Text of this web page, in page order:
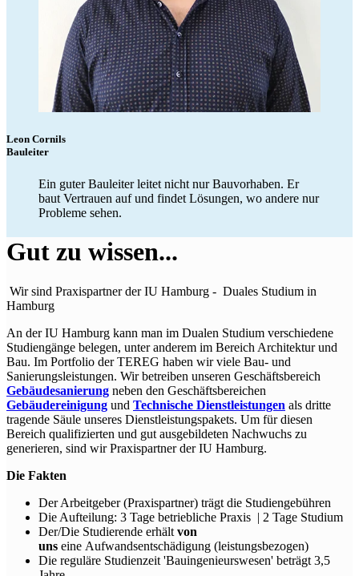
Leon Cornils
Bauleiter
Ein guter Bauleiter leitet nicht nur Bauvorhaben. Er
baut Vertrauen auf und findet Lösungen, wo andere nur
Probleme sehen.
Gut zu wissen...
Wir sind Praxispartner der IU Hamburg - Duales Studium in
Hamburg
An der IU Hamburg kann man im Dualen Studium verschiedene
Studiengänge belegen, unter anderem im Bereich Architektur und
Bau. Im Portfolio der TEREG haben wir viele Bau- und
Sanierungsleistungen. Wir betreiben unseren Geschäftsbereich
Gebäudesanierung neben den Geschäftsbereichen
Gebäudereinigung und Technische Dienstleistungen als dritte
tragende Säule unseres Dienstleistungspakets. Um für diesen
Bereich qualifizierten und gut ausgebildeten Nachwuchs zu
generieren, sind wir Praxispartner der IU Hamburg.
Die Fakten
Der Arbeitgeber (Praxispartner) trägt die Studiengebühren
Die Aufteilung: 3 Tage betriebliche Praxis | 2 Tage Studium
Der/Die Studierende erhält von
uns eine Aufwandsentschädigung (leistungsbezogen)
Die reguläre Studienzeit 'Bauingenieurswesen' beträgt 3,5